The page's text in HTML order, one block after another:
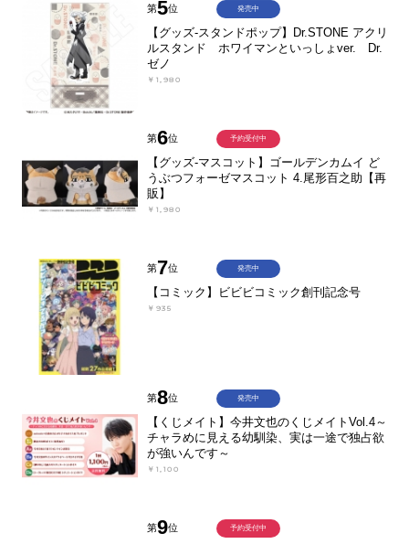
第5位
【グッズ-スタンドポップ】Dr.STONE アクリ
ルスタンド ホワイマンといっしょver. Dr.
ゼノ
￥1,980
発売中
第6位
【グッズ-マスコット】ゴールデンカムイ ど
うぶつフォーゼマスコット 4.尾形百之助【再
販】
￥1,980
予約受付中
第7位
【コミック】ビビビコミック創刊記念号
￥935
発売中
第8位
【くじメイト】今井文也のくじメイトVol.4～
チャラめに見える幼馴染、実は一途で独占欲
が強いんです～
￥1,100
発売中
第9位 予約受付中